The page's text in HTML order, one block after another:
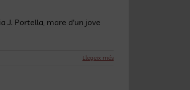
J. Portella, mare d'un jove
Llegeix més